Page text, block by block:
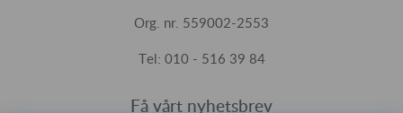
Org. nr. 559002-2553
Tel: 010 - 516 39 84
Få vårt nyhetsbrev